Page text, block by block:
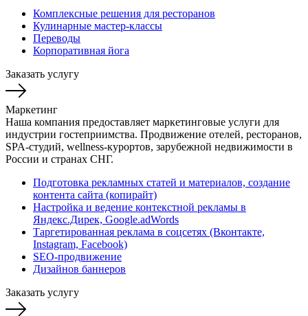
Комплексные решения для ресторанов
Кулинарные мастер-классы
Переводы
Корпоративная йога
Заказать услугу
Маркетинг
Наша компания предоставляет маркетинговые услуги для
индустрии гостеприимства. Продвижение отелей, ресторанов,
SPA-студий, wellness-курортов, зарубежной недвижимости в
России и странах СНГ.
Подготовка рекламных статей и материалов, создание
контента сайта (копирайт)
Настройка и ведение контекстной рекламы в
Яндекс.Дирек, Google.adWords
Таргетированная реклама в соцсетях (Вконтакте,
Instagram, Facebook)
SEO-продвижение
Дизайнов баннеров
Заказать услугу